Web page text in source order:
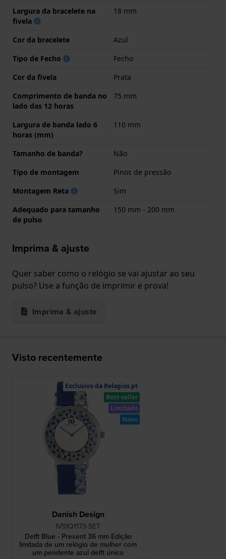
Largura da bracelete na
fivela
18 mm
Cor da bracelete
Azul
Tipo de Fecho
Fecho
Cor da fivela
Prata
Comprimento de banda no
lado das 12 horas
75 mm
Largura de banda lado 6
horas (mm)
110 mm
Tamanho de banda?
Não
Tipo de montagem
Pinos de pressão
Montagem Reta
Sim
Adequado para tamanho
de pulso
150 mm - 200 mm
Imprima & ajuste
Quer saber como o relógio se vai ajustar ao seu
pulso? Use a função de imprimir e prova!
Imprima & ajuste
Visto recentemente
Danish Design
IV51Q1173-SET
Delft Blue - Present 36 mm Edição
limitada de um relógio de mulher com
um pendente azul delft único
Exclusivo da Relogios.pt
Best-seller
Limitado
Novo